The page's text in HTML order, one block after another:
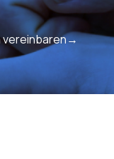
vereinbaren→